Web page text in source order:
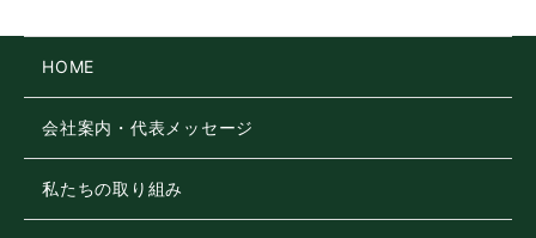
HOME
会社案内・代表メッセージ
私たちの取り組み